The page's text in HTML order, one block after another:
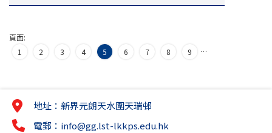
頁面:
1
2 3 4 5 6 7 8 9 …
地址：新界元朗天水圍天瑞邨
電郵： info@gg.lst-lkkps.edu.hk